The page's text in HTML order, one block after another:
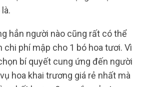
hẳn người nào cũng rất có thể
chi phí mập cho 1 bó hoa tươi. Vì
bí quyết cung ứng đến người
hoa khai trương giá rẻ nhất mà